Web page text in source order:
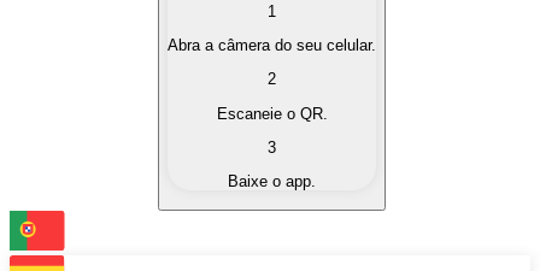
Compre as criptomoedas de seu interesse de forma
Converta suas criptomoedas em moeda fiduciária
Troque uma criptomoeda por outra
1
Abra a câmera do seu celular.
2
Escaneie o QR.
3
Baixe o app.